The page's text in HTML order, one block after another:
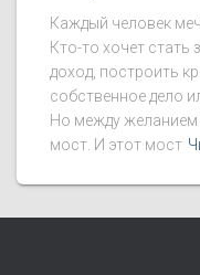
Каждый человек
Кто-то хочет стать
доход, построить
собственное дело
Но между желанием
мост. И этот мост